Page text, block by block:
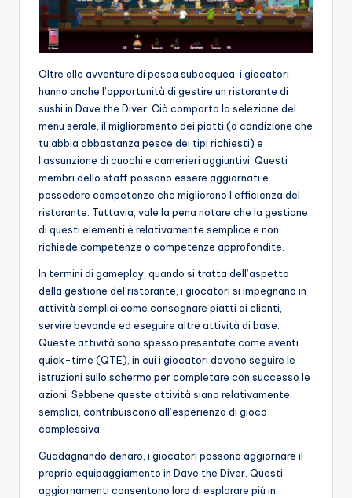
Oltre alle avventure di pesca subacquea, i giocatori
hanno anche l’opportunità di gestire un ristorante di
sushi in Dave the Diver. Ciò comporta la selezione del
menu serale, il miglioramento dei piatti (a condizione che
tu abbia abbastanza pesce dei tipi richiesti) e
l’assunzione di cuochi e camerieri aggiuntivi. Questi
membri dello staff possono essere aggiornati e
possedere competenze che migliorano l’efficienza del
ristorante. Tuttavia, vale la pena notare che la gestione
di questi elementi è relativamente semplice e non
richiede competenze o competenze approfondite.
In termini di gameplay, quando si tratta dell’aspetto
della gestione del ristorante, i giocatori si impegnano in
attività semplici come consegnare piatti ai clienti,
servire bevande ed eseguire altre attività di base.
Queste attività sono spesso presentate come eventi
quick-time (QTE), in cui i giocatori devono seguire le
istruzioni sullo schermo per completare con successo le
azioni. Sebbene queste attività siano relativamente
semplici, contribuiscono all’esperienza di gioco
complessiva.
Guadagnando denaro, i giocatori possono aggiornare il
proprio equipaggiamento in Dave the Diver. Questi
aggiornamenti consentono loro di esplorare più in